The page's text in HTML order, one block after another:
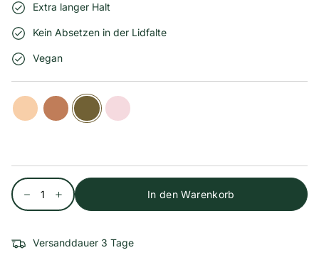
Extra langer Halt
Kein Absetzen in der Lidfalte
Vegan
Dazzling
Gold
Soft
Sienna
Golden
Jade
Diamond
Dust
05
06
Menge
In den Warenkorb
Versanddauer 3 Tage